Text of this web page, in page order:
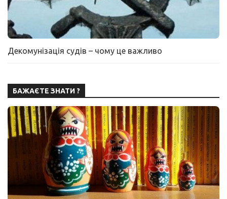
Декомунізація судів – чому це важливо
БАЖАЄТЕ ЗНАТИ ?